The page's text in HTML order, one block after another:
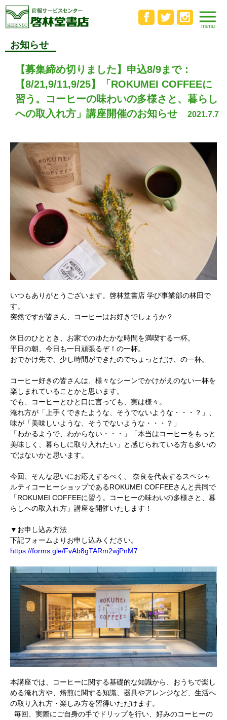
お知らせ
【募集締め切りました】申込8/9まで：
【8/21,9/11,9/25】「ROKUMEI COFFEEに
習う。コーヒーの味わいの多様さと、暮らし
への取入れ方」講座開催のお知らせ
2021.7.7
いつもありがとうございます。啓林堂書店 学び事業部の林田で
す。
突然ですが皆さん、コーヒーはお好きでしょうか？
休日のひととき、お家でのゆたかな時間を満喫する一杯。
平日の朝、今日も一日頑張るぞ！の一杯。
おでかけ先で、少し時間ができたのでちょっとだけ、の一杯。
コーヒー好きの皆さんは、様々なシーンでかけがえのない一杯を
楽しまれていることかと思います。
でも、コーヒーとひと口に言っても、実は様々。
淹れ方が「上手くできたような、そうでないような・・・？」、
味が「美味しいような、そうでないような・・・？」
「わかるようで、わからない・・・」「本当はコーヒーをもっと
美味しく、暮らしに取り入れたい」と感じられている方も多いの
ではないかと思います。
今回、そんな思いにお応えするべく、
奈良を代表するスペシャ
ルティコーヒーショップであるROKUMEI COFFEEさんと共同で
「ROKUMEI COFFEEに習う。コーヒーの味わいの多様さと、暮
らしへの取入れ方」講座を開催いたします！
▼お申し込み方法
下記フォームよりお申し込みください。
https://forms.gle/FvAb8gTARm2wjPnM7
本講座では、コーヒーに関する基礎的な知識から、おうちで楽し
める淹れ方や、焙煎に関する知識、器具やアレンジなど、生活へ
の取り入れ方・楽しみ方を習得いただけます。
毎回、実際にご自身の手でドリップを行い、好みのコーヒーの